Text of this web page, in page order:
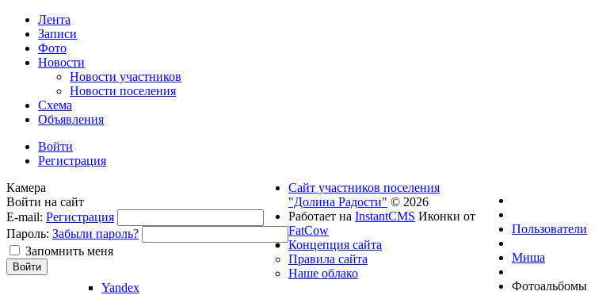
Лента
Записи
Фото
Новости
Новости участников
Новости поселения
Схема
Объявления
Войти
Регистрация
Пользователи
Миша
Фотоальбомы
Камера
Войти на сайт
E-mail: Регистрация
Пароль: Забыли пароль?
Запомнить меня
Сайт участников поселения
"Долина Радости" © 2026
Работает на InstantCMS Иконки от
FatCow
Концепция сайта
Правила сайта
Наше облако
Yandex